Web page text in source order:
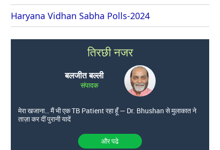
Haryana Vidhan Sabha Polls-2024
तिरछी नजर
बलजीत बल्ली
संपादक
मेरा खजाना… मैं भी एक TB Patient रहा हूँ — Dr. Bhushan से मुलाकात ने
ताज़ा कर दीं पुरानी यादें
और पढे